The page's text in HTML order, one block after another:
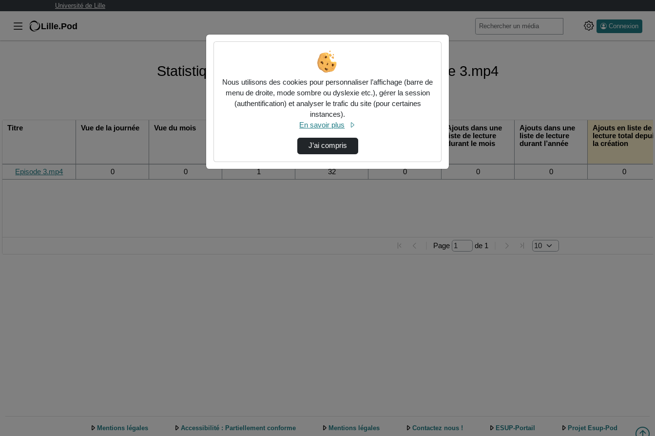
Université de Lille
Lille.Pod Connexion
Statistiques de visualisation de la vidéo Episode 3.mp4
Modifier la période de
visualisation
Titre Vue de la journée Vue du mois
Vue totale depuis
Ajouts dans une
liste de lecture
durant le mois
Ajouts dans une
liste de lecture
durant l’année
Ajouts en liste de
lecture total
la création
Episode 3.mp4 0 0 1 32 0 0 0 0
Page de 1
Mentions légales Accessibilité : Partiellement conforme Mentions légales Contactez nous ! ESUP-Portail Projet Esup-Pod
Nous utilisons des cookies pour personnaliser l’affichage (barre de
menu de droite, mode sombre ou dyslexie etc.), gérer la session
(authentification) et analyser le trafic du site (pour certaines
instances).
En savoir plus
J’ai compris